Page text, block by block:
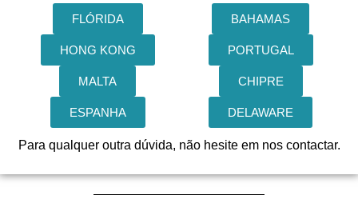
FLÓRIDA BAHAMAS
HONG KONG PORTUGAL
MALTA CHIPRE
ESPANHA DELAWARE
Para qualquer outra dúvida, não hesite em nos contactar.